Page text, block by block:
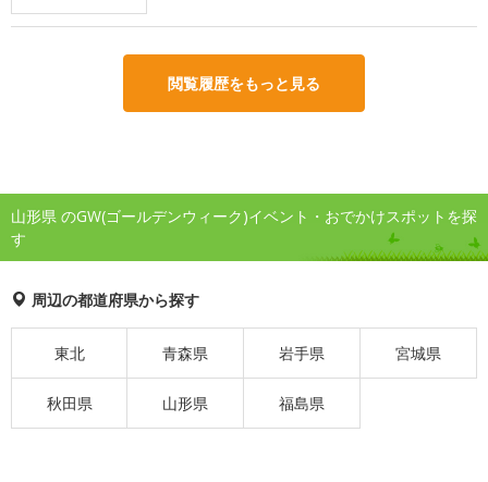
閲覧履歴をもっと見る
山形県 のGW(ゴールデンウィーク)イベント・おでかけスポットを探
す
周辺の都道府県から探す
東北 青森県 岩手県 宮城県
秋田県 山形県 福島県